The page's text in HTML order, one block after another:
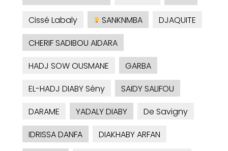
Cissé Labaly
SANKNMBA
DJAQUITE
CHERIF SADIBOU AIDARA
HADJ SOW OUSMANE
GARBA
EL-HADJ DIABY Sény
SAIDY SALIFOU
DARAME
YADALY DIABY
De Savigny
IDRISSA DANFA
DIAKHABY ARFAN